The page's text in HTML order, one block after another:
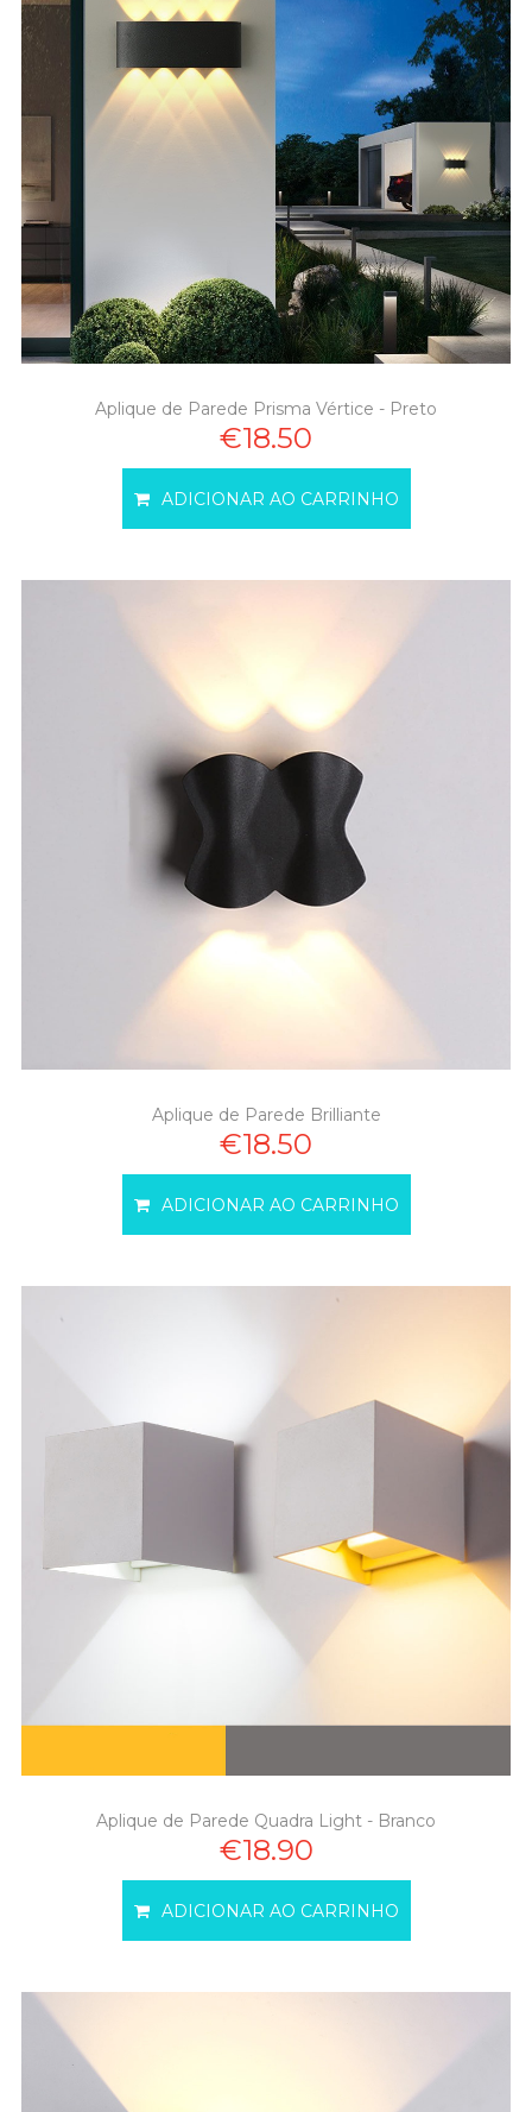
Aplique de Parede Prisma Vértice - Preto
€18.50
ADICIONAR AO CARRINHO
Aplique de Parede Brilliante
€18.50
ADICIONAR AO CARRINHO
Aplique de Parede Quadra Light - Branco
€18.90
ADICIONAR AO CARRINHO